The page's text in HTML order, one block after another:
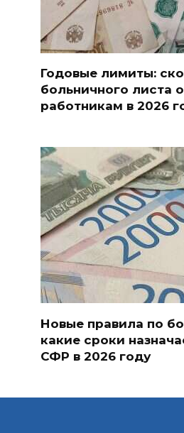
Годовые лимиты:
больничного листа
работникам в 2026
Новые правила по
какие сроки
СФР в 2026 году